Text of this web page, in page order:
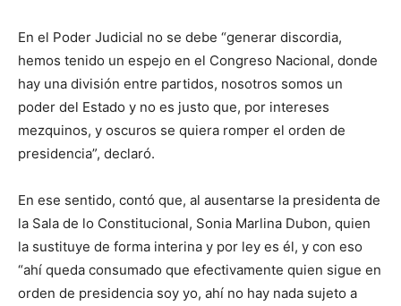
En el Poder Judicial no se debe “generar discordia,
hemos tenido un espejo en el Congreso Nacional, donde
hay una división entre partidos, nosotros somos un
poder del Estado y no es justo que, por intereses
mezquinos, y oscuros se quiera romper el orden de
presidencia”, declaró.
En ese sentido, contó que, al ausentarse la presidenta de
la Sala de lo Constitucional, Sonia Marlina Dubon, quien
la sustituye de forma interina y por ley es él, y con eso
“ahí queda consumado que efectivamente quien sigue en
orden de presidencia soy yo, ahí no hay nada sujeto a